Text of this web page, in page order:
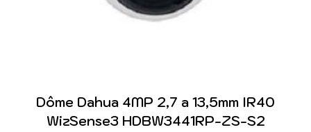
Dôme Dahua 4MP 2,7 a 13,5mm IR40
WizSense3 HDBW3441RP-ZS-S2